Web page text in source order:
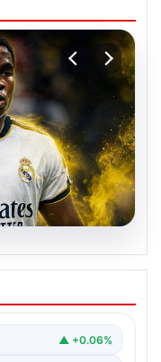
genç
▲ +0.06%